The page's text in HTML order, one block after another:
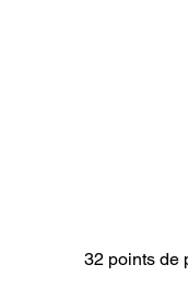
32 points de